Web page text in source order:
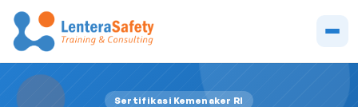
Sertifikasi Kemenaker RI